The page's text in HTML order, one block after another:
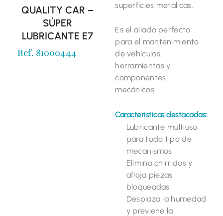
QUALITY CAR –
SÚPER
LUBRICANTE E7
Ref. 81000444
superficies metálicas.
Es el aliado perfecto
para el mantenimiento
de vehículos,
herramientas y
componentes
mecánicos.
Características destacadas:
Lubricante multiuso
para todo tipo de
mecanismos
Elimina chirridos y
afloja piezas
bloqueadas
Desplaza la humedad
y previene la